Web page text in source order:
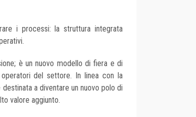
i processi: la struttura integrata
è un nuovo modello di fiera e di
del settore. In linea con la
a diventare un nuovo polo di
valore aggiunto.